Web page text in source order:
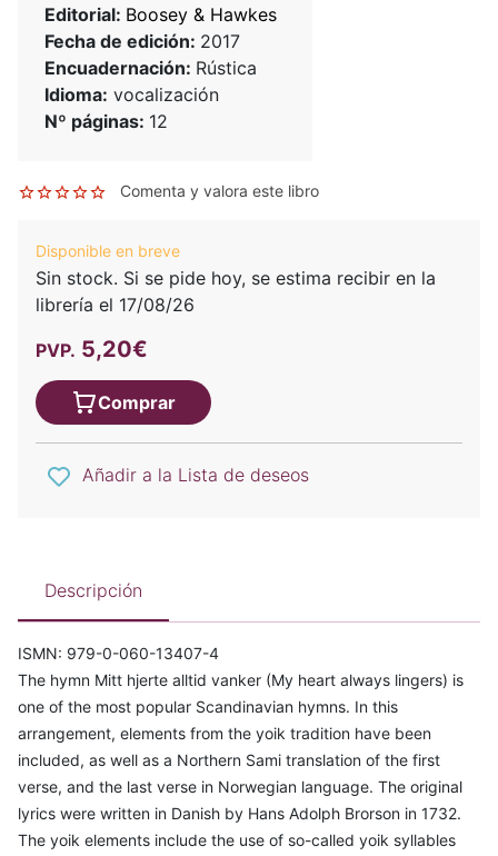
Editorial: Boosey & Hawkes
Fecha de edición: 2017
Encuadernación: Rústica
Idioma: vocalización
Nº páginas: 12
Comenta y valora este libro
Disponible en breve
Sin stock. Si se pide hoy, se estima recibir en la
librería el 17/08/26
PVP. 5,20€
Comprar
Añadir a la Lista de deseos
Descripción
ISMN: 979-0-060-13407-4
The hymn Mitt hjerte alltid vanker (My heart always lingers) is
one of the most popular Scandinavian hymns. In this
arrangement, elements from the yoik tradition have been
included, as well as a Northern Sami translation of the first
verse, and the last verse in Norwegian language. The original
lyrics were written in Danish by Hans Adolph Brorson in 1732.
The yoik elements include the use of so-called yoik syllables